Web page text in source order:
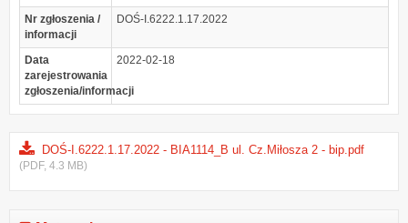
Nr zgłoszenia /
informacji
DOŚ-I.6222.1.17.2022
Data
zarejestrowania
zgłoszenia/informacji
2022-02-18
DOŚ-I.6222.1.17.2022 - BIA1114_B ul. Cz.Miłosza 2 - bip.pdf
(PDF, 4.3 MB)